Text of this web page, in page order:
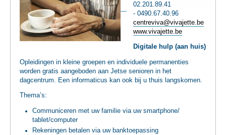
VOEDSELHULP
SENIOREN
CULTUUR EN JEUGD
02.201.89.41
- 0490.67.40.96
centreviva@vivajette.be
www.vivajette.be
Digitale hulp (aan huis)
Opleidingen in kleine groepen en individuele permanenties
worden gratis aangeboden aan Jetse senioren in het
dagcentrum. Een informaticus kan ook bij u thuis langskomen.
Thema’s:
Communiceren met uw familie via uw smartphone/
tablet/computer
Rekeningen betalen via uw banktoepassing